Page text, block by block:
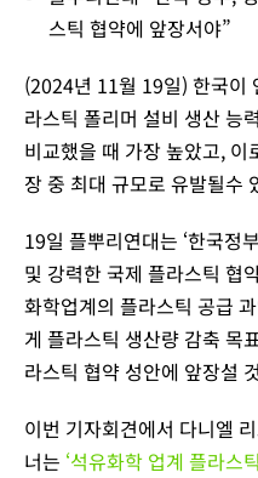
스틱 협약에 앞장서야”
(2024년 11월 19일) 한국이
라스틱 폴리머 설비 생산 능
비교했을 때 가장 높았고,
장 중 최대 규모로 유발될수
19일 플뿌리연대는 ‘한국정
및 강력한 국제 플라스틱 협
화학업계의 플라스틱 공급
게 플라스틱 생산량 감축 목
라스틱 협약 성안에 앞장설
이번 기자회견에서 다니엘
너는 ‘석유화학 업계 플라스